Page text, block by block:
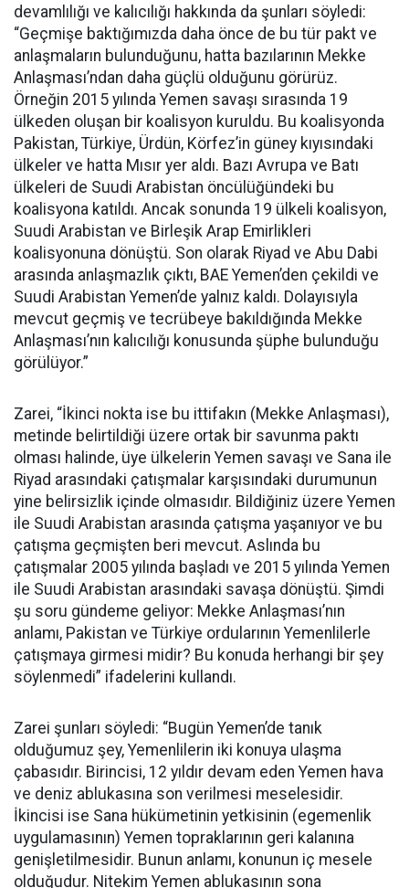
devamlılığı ve kalıcılığı hakkında da şunları söyledi:
“Geçmişe baktığımızda daha önce de bu tür pakt ve
anlaşmaların bulunduğunu, hatta bazılarının Mekke
Anlaşması’ndan daha güçlü olduğunu görürüz.
Örneğin 2015 yılında Yemen savaşı sırasında 19
ülkeden oluşan bir koalisyon kuruldu. Bu koalisyonda
Pakistan, Türkiye, Ürdün, Körfez’in güney kıyısındaki
ülkeler ve hatta Mısır yer aldı. Bazı Avrupa ve Batı
ülkeleri de Suudi Arabistan öncülüğündeki bu
koalisyona katıldı. Ancak sonunda 19 ülkeli koalisyon,
Suudi Arabistan ve Birleşik Arap Emirlikleri
koalisyonuna dönüştü. Son olarak Riyad ve Abu Dabi
arasında anlaşmazlık çıktı, BAE Yemen’den çekildi ve
Suudi Arabistan Yemen’de yalnız kaldı. Dolayısıyla
mevcut geçmiş ve tecrübeye bakıldığında Mekke
Anlaşması’nın kalıcılığı konusunda şüphe bulunduğu
görülüyor.”
Zarei, “İkinci nokta ise bu ittifakın (Mekke Anlaşması),
metinde belirtildiği üzere ortak bir savunma paktı
olması halinde, üye ülkelerin Yemen savaşı ve Sana ile
Riyad arasındaki çatışmalar karşısındaki durumunun
yine belirsizlik içinde olmasıdır. Bildiğiniz üzere Yemen
ile Suudi Arabistan arasında çatışma yaşanıyor ve bu
çatışma geçmişten beri mevcut. Aslında bu
çatışmalar 2005 yılında başladı ve 2015 yılında Yemen
ile Suudi Arabistan arasındaki savaşa dönüştü. Şimdi
şu soru gündeme geliyor: Mekke Anlaşması’nın
anlamı, Pakistan ve Türkiye ordularının Yemenlilerle
çatışmaya girmesi midir? Bu konuda herhangi bir şey
söylenmedi” ifadelerini kullandı.
Zarei şunları söyledi: “Bugün Yemen’de tanık
olduğumuz şey, Yemenlilerin iki konuya ulaşma
çabasıdır. Birincisi, 12 yıldır devam eden Yemen hava
ve deniz ablukasına son verilmesi meselesidir.
İkincisi ise Sana hükümetinin yetkisinin (egemenlik
uygulamasının) Yemen topraklarının geri kalanına
genişletilmesidir. Bunun anlamı, konunun iç mesele
olduğudur. Nitekim Yemen ablukasının sona